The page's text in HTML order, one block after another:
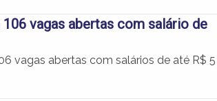
vagas abertas com salário de
vagas abertas com salários de até R$ 5